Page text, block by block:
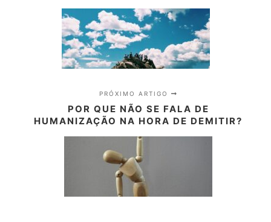
PRÓXIMO ARTIGO
POR QUE NÃO SE FALA DE
HUMANIZAÇÃO NA HORA DE DEMITIR?